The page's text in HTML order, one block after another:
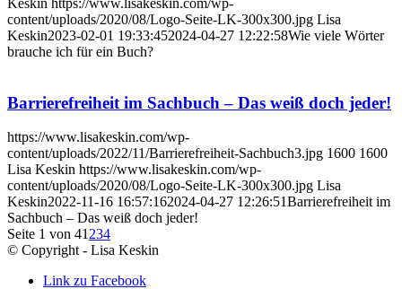
content/uploads/2020/08/Logo-Seite-LK-300x300.jpg Lisa
Keskin2023-02-01 19:33:452024-04-27 12:22:58Wie viele Wörter
brauche ich für ein Buch?
Barrierefreiheit im Sachbuch – Das weiß doch jeder!
https://www.lisakeskin.com/wp-
content/uploads/2022/11/Barrierefreiheit-Sachbuch3.jpg 1600 1600
Lisa Keskin https://www.lisakeskin.com/wp-
content/uploads/2020/08/Logo-Seite-LK-300x300.jpg Lisa
Keskin2022-11-16 16:57:162024-04-27 12:26:51Barrierefreiheit im
Sachbuch – Das weiß doch jeder!
Seite 1 von 41 234
© Copyright - Lisa Keskin
Link zu Facebook